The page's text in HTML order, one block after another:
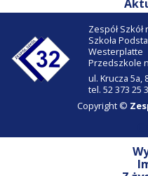
Z
Zespół
Szkoła
Westerplatte
Przedszkole
ul. Krucza 5a,
tel. 52 373 25
Copyright ©